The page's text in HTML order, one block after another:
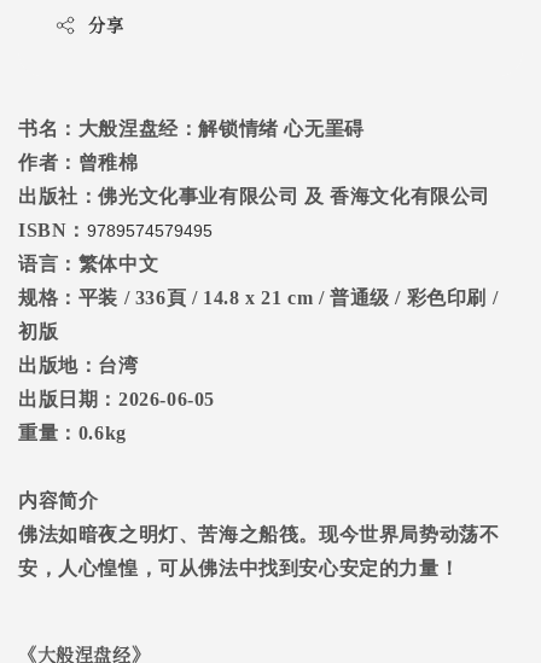
分享
书名：大般涅盘经：解锁情绪 心无罣碍
作者：曾稚棉
出版社：佛光文化事业有限公司 及 香海文化有限公司
ISBN ：9789574579495
语言：繁体中文
规格：平装 / 336頁 / 14.8 x 21 cm /普通级 / 彩色印刷 /
初版
出版地：台湾
出版日期： 2026-06-05
重量： 0.6kg
内容简介
佛法如暗夜之明灯、苦海之船筏。现今世界局势动荡不
安，人心惶惶，可从佛法中找到安心安定的力量！
《大般涅盘经》